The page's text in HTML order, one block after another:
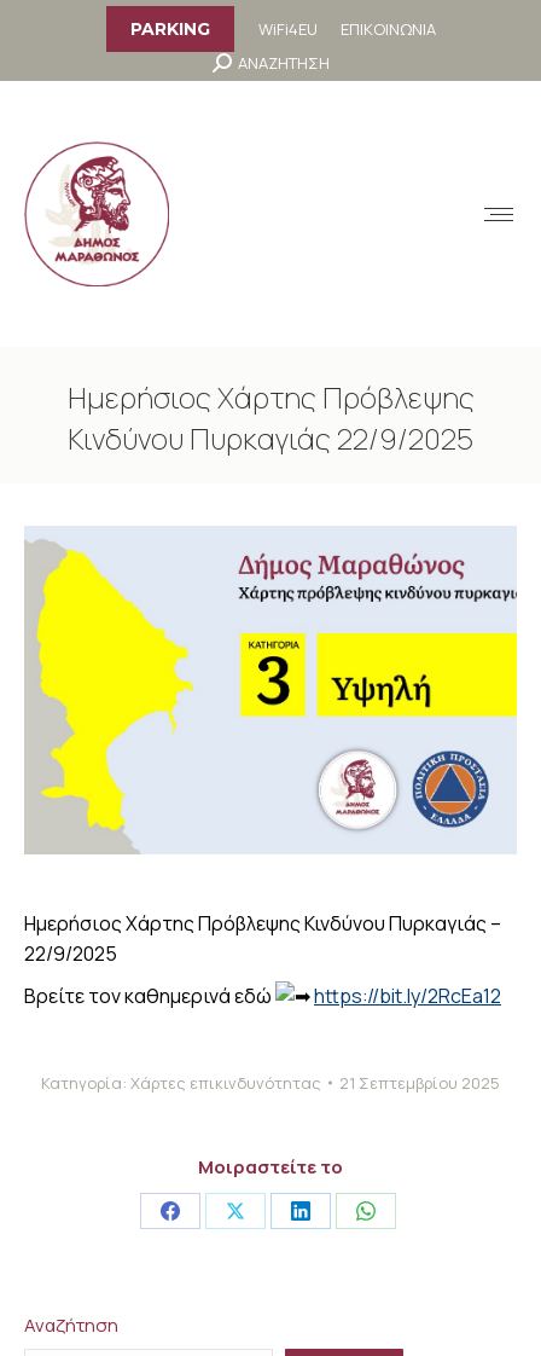
PARKING WiFi4EU
ΕΠΙΚΟΙΝΩΝΙΑ
Search:
ΑΝΑΖΗΤΗΣΗ
Ημερήσιος Χάρτης Πρόβλεψης
Κινδύνου Πυρκαγιάς 22/9/2025
Ημερήσιος Χάρτης Πρόβλεψης Κινδύνου Πυρκαγιάς –
22/9/2025
Βρείτε τον καθημερινά εδώ
https://bit.ly/2RcEa12
Κατηγορία: Χάρτες επικινδυνότητας 21 Σεπτεμβρίου 2025
Μοιραστείτε το
Share Share Share Share
Αναζήτηση